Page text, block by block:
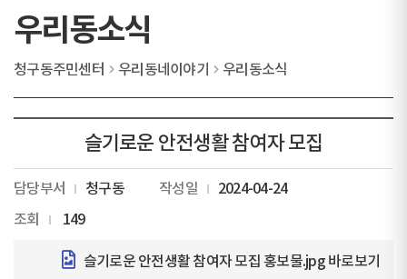
우리동소식
청구동주민센터 우리동네이야기 우리동소식
슬기로운 안전생활 참여자 모집
담당부서 청구동 작성일
2024-04-24
조회
149
슬기로운 안전생활 참여자 모집 홍보물.jpg 바로보기